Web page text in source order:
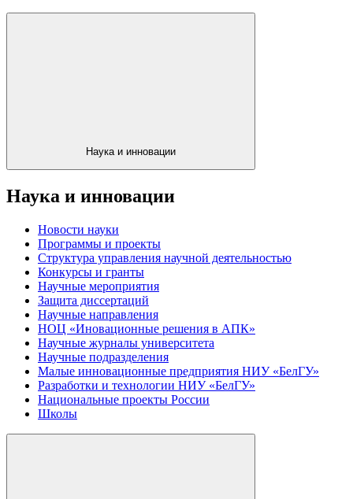
Наука и инновации
Наука и инновации
Новости науки
Программы и проекты
Структура управления научной деятельностью
Конкурсы и гранты
Научные мероприятия
Защита диссертаций
Научные направления
НОЦ «Иновационные решения в АПК»
Научные журналы университета
Научные подразделения
Малые инновационные предприятия НИУ «БелГУ»
Разработки и технологии НИУ «БелГУ»
Национальные проекты России
Школы